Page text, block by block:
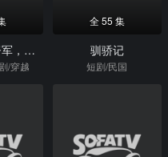
农门博士遇督军，白月光是我本人
/穿越
全 55 集
驯骄记
短剧/民国